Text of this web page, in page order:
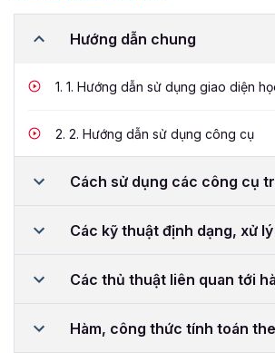
Hướng dẫn chung
1. 1. Hướng dẫn sử dụng giao diện
2. 2. Hướng dẫn sử dụng công cụ
Cách sử dụng các công cụ
Các kỹ thuật định dạng, xử
Các thủ thuật liên quan tới
Hàm, công thức tính toán